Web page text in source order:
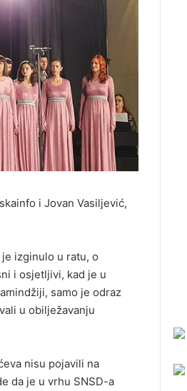
i Jovan Vasiljević,
izginulo u ratu, o
i osjetljivi, kad je u
samo je odraz
u obilježavanju
nisu pojavili na
da je u vrhu SNSD-a